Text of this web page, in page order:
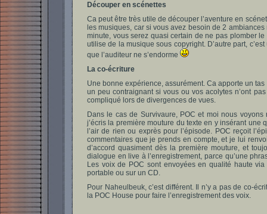
Découper en scénettes
Ca peut être très utile de découper l’aventure en
les musiques, car si vous avez besoin de 2
minute, vous serez quasi certain de ne pas plomber
utilise de la musique sous copyright. D’autre part,
que l’auditeur ne s’endorme
La co-écriture
Une bonne expérience, assurément. Ca apporte un
un peu contraignant si vous ou vos acolytes n’ont
compliqué lors de divergences de vues.
Dans le cas de Survivaure, POC et moi nous
j’écris la première mouture du texte en y insérant
l’air de rien ou exprès pour l’épisode. POC reçoit
commentaires que je prends en compte, et je lui
d’accord quasiment dès la première mouture, et
dialogue en live à l’enregistrement, parce qu’une
Les voix de POC sont envoyées en qualité haute
portable ou sur un CD.
Pour Naheulbeuk, c’est différent. Il n’y a pas de co-
la POC House pour faire l’enregistrement des voix.